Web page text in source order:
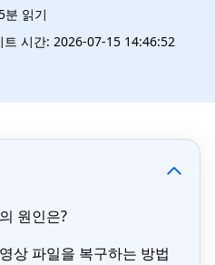
분 읽기
트 시간: 2026-07-15 14:46:52
원인은?
상 파일을 복구하는 방법